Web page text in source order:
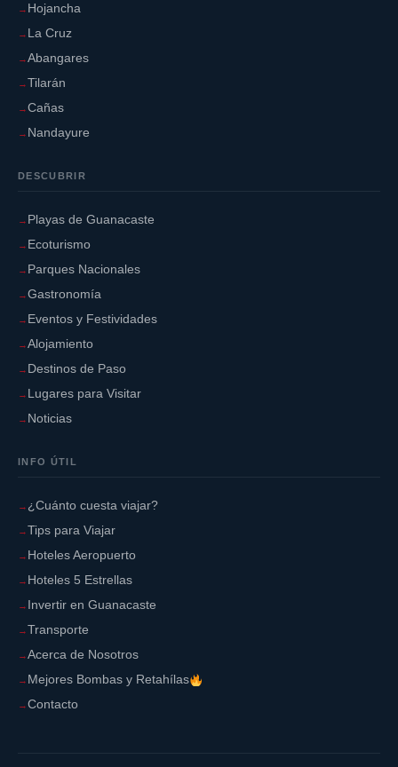
Hojancha
La Cruz
Abangares
Tilarán
Cañas
Nandayure
DESCUBRIR
Playas de Guanacaste
Ecoturismo
Parques Nacionales
Gastronomía
Eventos y Festividades
Alojamiento
Destinos de Paso
Lugares para Visitar
Noticias
INFO ÚTIL
¿Cuánto cuesta viajar?
Tips para Viajar
Hoteles Aeropuerto
Hoteles 5 Estrellas
Invertir en Guanacaste
Transporte
Acerca de Nosotros
Mejores Bombas y Retahílas
Contacto